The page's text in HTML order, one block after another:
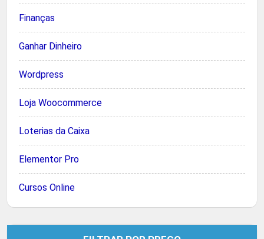
Finanças
Ganhar Dinheiro
Wordpress
Loja Woocommerce
Loterias da Caixa
Elementor Pro
Cursos Online